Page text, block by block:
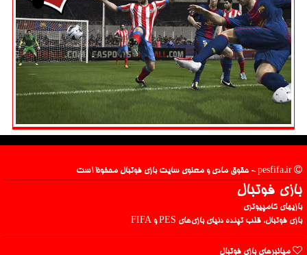
بازی فوتبال
بازیهای کامپیوتری
بازی فوتبال، قلب تپنده دنیای بازی‌های PES و FIFA
میانبرهای بازی فوتبال